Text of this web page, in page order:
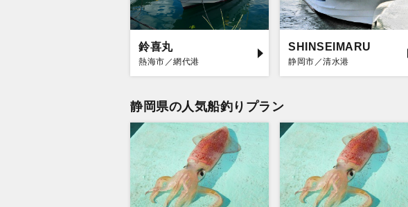
鈴喜丸
熱海市／網代港
SHINSEIMARU
静岡市／清水港
静岡県の人気船釣りプラン